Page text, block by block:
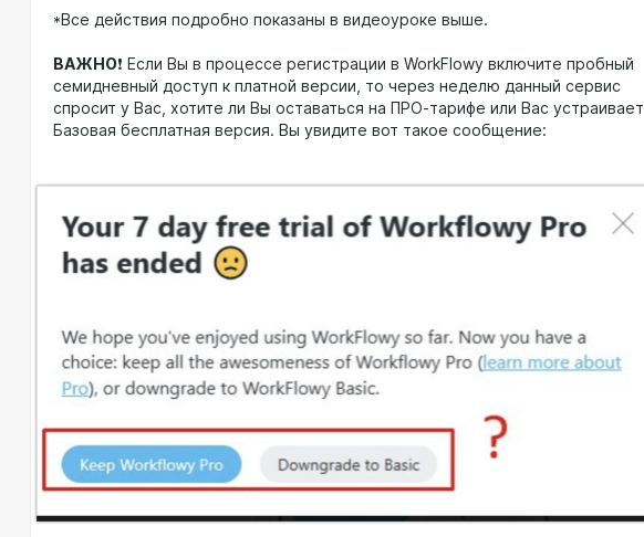
*Все действия подробно показаны в видеоуроке выше.
ВАЖНО❗️ Если Вы в процессе регистрации в WorkFlowy включите пробный
семидневный доступ к платной версии, то через неделю данный сервис
спросит у Вас, хотите ли Вы оставаться на ПРО-тарифе или Вас устраивает
Базовая бесплатная версия. Вы увидите вот такое сообщение: